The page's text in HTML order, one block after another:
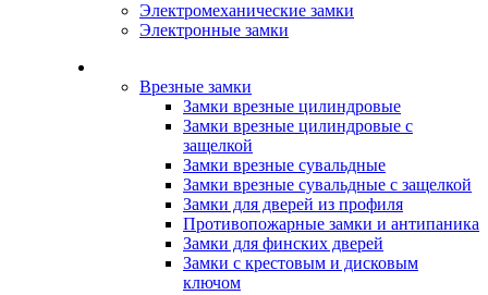
Электромеханические замки
Электронные замки
Врезные замки
Замки врезные цилиндровые
Замки врезные цилиндровые с
защелкой
Замки врезные сувальдные
Замки врезные сувальдные с защелкой
Замки для дверей из профиля
Противопожарные замки и антипаника
Замки для финских дверей
Замки с крестовым и дисковым
ключом